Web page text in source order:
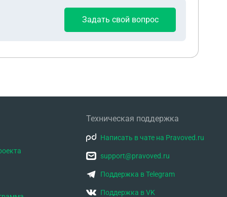
Задать свой вопрос
Техническая поддержка
Написать в чате на Pravoved.ru
support@pravoved.ru
Поддержка в Telegram
Поддержка в VK